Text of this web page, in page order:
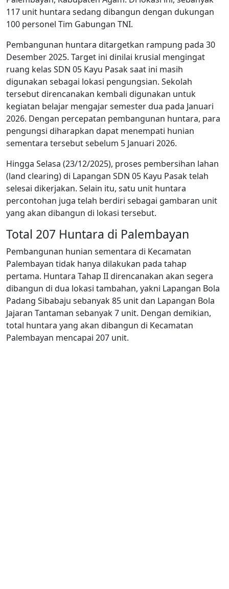
117 unit huntara sedang dibangun dengan dukungan
100 personel Tim Gabungan TNI.
Pembangunan huntara ditargetkan rampung pada 30
Desember 2025. Target ini dinilai krusial mengingat
ruang kelas SDN 05 Kayu Pasak saat ini masih
digunakan sebagai lokasi pengungsian. Sekolah
tersebut direncanakan kembali digunakan untuk
kegiatan belajar mengajar semester dua pada Januari
2026. Dengan percepatan pembangunan huntara, para
pengungsi diharapkan dapat menempati hunian
sementara tersebut sebelum 5 Januari 2026.
Hingga Selasa (23/12/2025), proses pembersihan lahan
(land clearing) di Lapangan SDN 05 Kayu Pasak telah
selesai dikerjakan. Selain itu, satu unit huntara
percontohan juga telah berdiri sebagai gambaran unit
yang akan dibangun di lokasi tersebut.
Total 207 Huntara di Palembayan
Pembangunan hunian sementara di Kecamatan
Palembayan tidak hanya dilakukan pada tahap
pertama. Huntara Tahap II direncanakan akan segera
dibangun di dua lokasi tambahan, yakni Lapangan Bola
Padang Sibabaju sebanyak 85 unit dan Lapangan Bola
Jajaran Tantaman sebanyak 7 unit. Dengan demikian,
total huntara yang akan dibangun di Kecamatan
Palembayan mencapai 207 unit.